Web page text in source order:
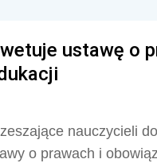
ustawę o
nauczycieli
o prawach i